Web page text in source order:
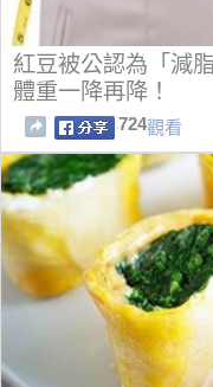
紅豆被公認為「減
體重一降再降！
724觀看